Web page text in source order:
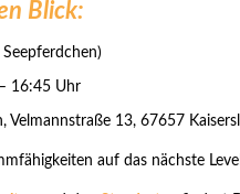
Blick:
16:45 Uhr
Velmannstraße 13, 67657
auf das nächste